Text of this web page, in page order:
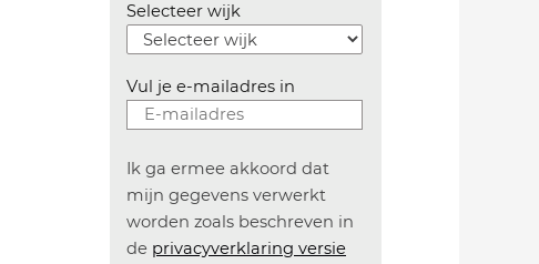
Selecteer wijk
Vul je e-mailadres in
Ik ga ermee akkoord dat
mijn gegevens verwerkt
worden zoals beschreven in
de privacyverklaring versie